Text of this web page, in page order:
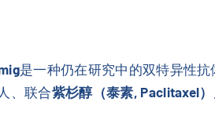
是一种仍在研究中的双特异性抗
、联合紫杉醇（泰素, Paclitaxel）